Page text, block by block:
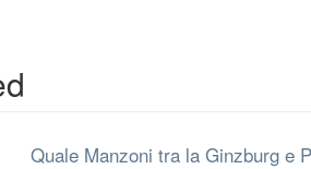
Quale Manzoni tra la Ginzburg e